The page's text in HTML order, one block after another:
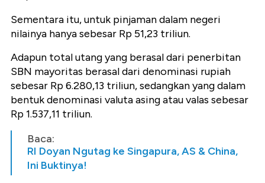
Sementara itu, untuk pinjaman dalam negeri
nilainya hanya sebesar Rp 51,23 triliun.
Adapun total utang yang berasal dari penerbitan
SBN mayoritas berasal dari denominasi rupiah
sebesar Rp 6.280,13 triliun, sedangkan yang dalam
bentuk denominasi valuta asing atau valas sebesar
Rp 1.537,11 triliun.
Baca:
RI Doyan Ngutag ke Singapura, AS & China,
Ini Buktinya!